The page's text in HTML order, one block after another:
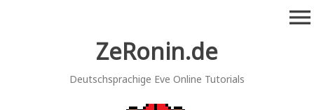
ZeRonin.de
Deutschsprachige Eve Online Tutorials
menu